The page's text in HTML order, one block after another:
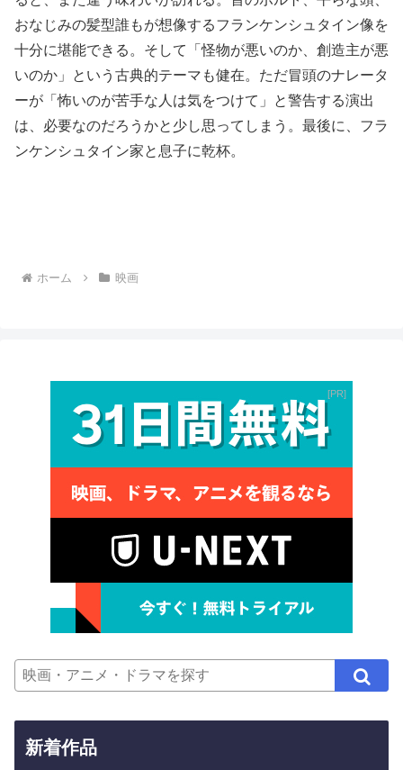
おなじみの髪型誰もが想像するフランケンシュタイン像を
十分に堪能できる。そして「怪物が悪いのか、創造主が悪
いのか」という古典的テーマも健在。ただ冒頭のナレータ
ーが「怖いのが苦手な人は気をつけて」と警告する演出
は、必要なのだろうかと少し思ってしまう。最後に、フラ
ンケンシュタイン家と息子に乾杯。
ホーム 映画
PR
新着作品